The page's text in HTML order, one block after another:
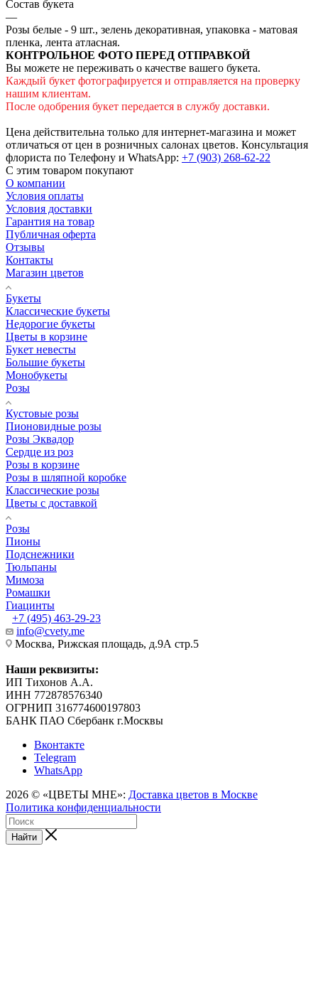
Состав букета
—
Розы белые - 9 шт., зелень декоративная, упаковка - матовая
пленка, лента атласная.
КОНТРОЛЬНОЕ ФОТО ПЕРЕД ОТПРАВКОЙ
Вы можете не переживать о качестве вашего букета.
Каждый букет фотографируется и отправляется на проверку
нашим клиентам.
После одобрения букет передается в службу доставки.
Цена действительна только для интернет-магазина и может
отличаться от цен в розничных салонах цветов. Консультация
флориста по Телефону и WhatsApp: +7 (903) 268-62-22
С этим товаром покупают
О компании
Условия оплаты
Условия доставки
Гарантия на товар
Публичная оферта
Отзывы
Контакты
Магазин цветов
Букеты
Классические букеты
Недорогие букеты
Цветы в корзине
Букет невесты
Большие букеты
Монобукеты
Розы
Кустовые розы
Пионовидные розы
Розы Эквадор
Сердце из роз
Розы в корзине
Розы в шляпной коробке
Классические розы
Цветы с доставкой
Розы
Пионы
Подснежники
Тюльпаны
Мимоза
Ромашки
Гиацинты
+7 (495) 463-29-23
info@cvety.me
Москва, Рижская площадь, д.9А стр.5
Наши реквизиты:
ИП Тихонов А.А.
ИНН 772878576340
ОГРНИП 316774600197803
БАНК ПАО Сбербанк г.Москвы
Вконтакте
Telegram
WhatsApp
2026 © «ЦВЕТЫ МНЕ»: Доставка цветов в Москве
Политика конфиденциальности
Найти